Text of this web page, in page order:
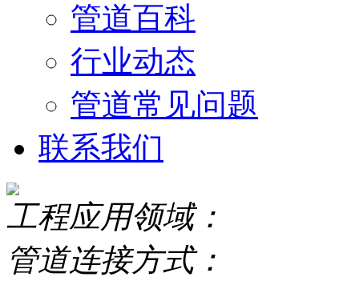
管道百科
行业动态
管道常见问题
联系我们
工程应用领域：
管道连接方式：